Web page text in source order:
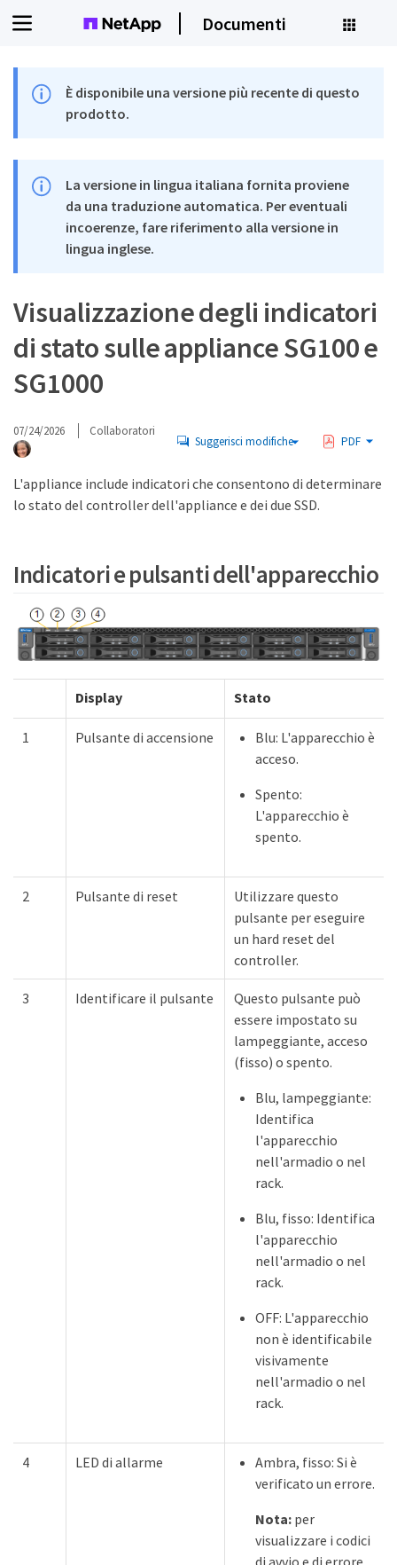
Documenti
È disponibile una versione più recente di questo
prodotto.
La versione in lingua italiana fornita proviene
da una traduzione automatica. Per eventuali
incoerenze, fare riferimento alla versione in
lingua inglese.
Visualizzazione degli indicatori
di stato sulle appliance SG100 e
SG1000
07/24/2026 Collaboratori
Suggerisci modifiche PDF
L'appliance include indicatori che consentono di determinare
lo stato del controller dell'appliance e dei due SSD.
Indicatori e pulsanti dell'apparecchio
Display Stato
1 Pulsante di accensione
Blu: L'apparecchio è
acceso.
Spento:
L'apparecchio è
spento.
2 Pulsante di reset
Utilizzare questo
pulsante per eseguire
un hard reset del
controller.
3 Identificare il pulsante
Questo pulsante può
essere impostato su
lampeggiante, acceso
(fisso) o spento.
Blu, lampeggiante:
Identifica
l'apparecchio
nell'armadio o nel
rack.
Blu, fisso: Identifica
l'apparecchio
nell'armadio o nel
rack.
OFF: L'apparecchio
non è identificabile
visivamente
nell'armadio o nel
rack.
4 LED di allarme
Ambra, fisso: Si è
verificato un errore.
Nota:per
visualizzare i codici
di avvio e di errore,